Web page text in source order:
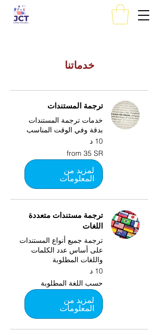
خدماتنا
ترجمة المستندات
خدمات ترجمة المستندات
بدقة وفي الوقت المناسب
10 د
from
35
SR
from 35 SR
لمزيد من
المعلومات
ترجمة مستندات متعددة
اللغات
ترجمة جميع أنواع المستندات
على أساس عدد الكلمات
واللغات المطلوبة
10 د
اللغة
المطلوبة
حسب اللغة المطلوبة
لمزيد من
المعلومات